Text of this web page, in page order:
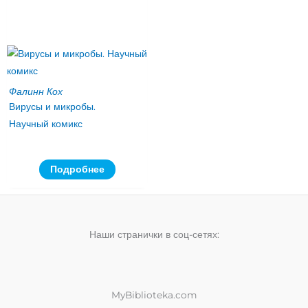
Фалинн Кох
Вирусы и микробы.
Научный комикс
Подробнее
Наши странички в соц-сетях:
MyBiblioteka.com